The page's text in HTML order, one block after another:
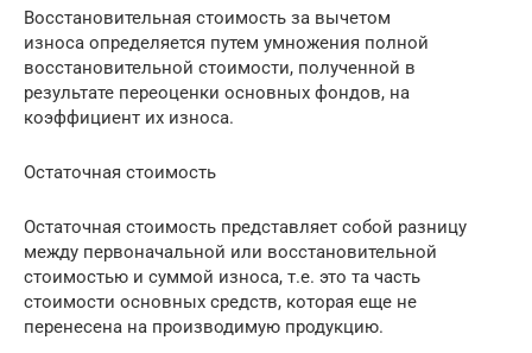
Восстановительная стоимость за вычетом
износа определяется путем умножения полной
восстановительной стоимости, полученной в
результате переоценки основных фондов, на
коэффициент их износа.
Остаточная стоимость
Остаточная стоимость представляет собой разницу
между первоначальной или восстановительной
стоимостью и суммой износа, т.е. это та часть
стоимости основных средств, которая еще не
перенесена на производимую продукцию.